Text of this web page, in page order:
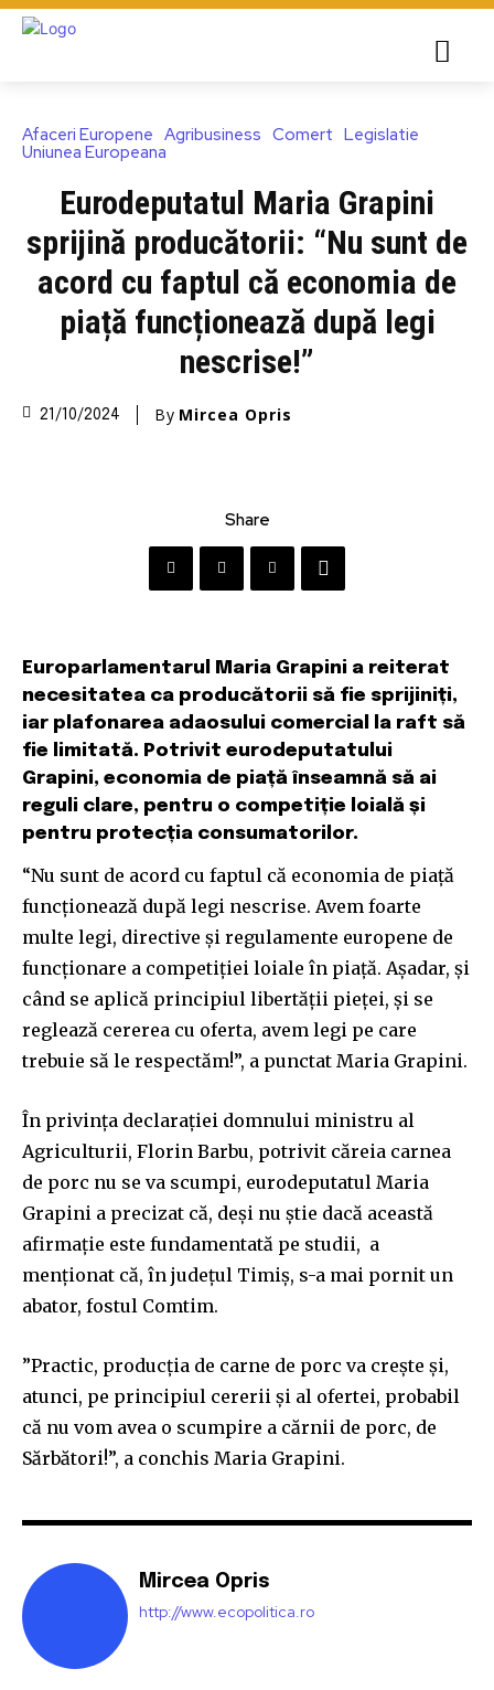
Afaceri Europene Agribusiness Comert Legislatie
Uniunea Europeana
Eurodeputatul Maria Grapini
sprijină producătorii: “Nu sunt de
acord cu faptul că economia de
piață funcționează după legi
nescrise!”
21/10/2024 By Mircea Opris
Share
Europarlamentarul Maria Grapini a reiterat
necesitatea ca producătorii să fie sprijiniți,
iar plafonarea adaosului comercial la raft să
fie limitată. Potrivit eurodeputatului
Grapini, economia de piață înseamnă să ai
reguli clare, pentru o competiție loială și
pentru protecția consumatorilor.
“Nu sunt de acord cu faptul că economia de piață
funcționează după legi nescrise. Avem foarte
multe legi, directive și regulamente europene de
funcționare a competiției loiale în piață. Așadar, și
când se aplică principiul libertății pieței, și se
reglează cererea cu oferta, avem legi pe care
trebuie să le respectăm!”, a punctat Maria Grapini.
În privința declarației domnului ministru al
Agriculturii, Florin Barbu, potrivit căreia carnea
de porc nu se va scumpi, eurodeputatul Maria
Grapini a precizat că, deși nu știe dacă această
afirmație este fundamentată pe studii, a
menționat că, în județul Timiș, s-a mai pornit un
abator, fostul Comtim.
”Practic, producția de carne de porc va crește și,
atunci, pe principiul cererii și al ofertei, probabil
că nu vom avea o scumpire a cărnii de porc, de
Sărbători!”, a conchis Maria Grapini.
Mircea Opris
http://www.ecopolitica.ro